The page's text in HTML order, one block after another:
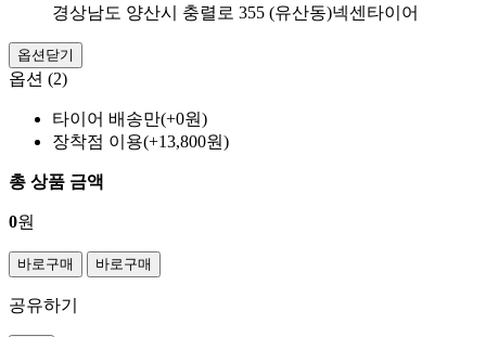
경상남도 양산시 충렬로 355 (유산동)넥센타이어
옵션닫기
옵션 (2)
타이어 배송만(+0원)
장착점 이용(+13,800원)
총 상품 금액
0원
바로구매 바로구매
공유하기